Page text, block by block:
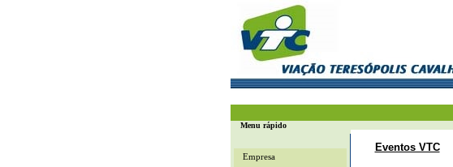
Menu rápido
Empresa
Eventos VTC